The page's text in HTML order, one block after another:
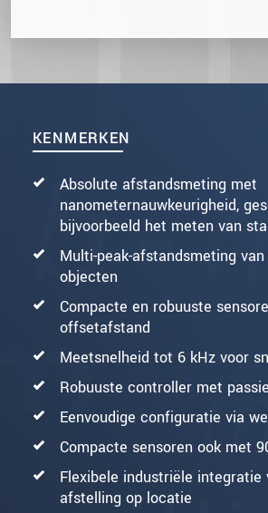
KENMERKEN
Absolute afstandsmeting met
nanometernauwkeurigheid,
bijvoorbeeld het meten van
Multi-peak-afstandsmeting
objecten
Compacte en robuuste
offsetafstand
Meetsnelheid tot 6 kHz voor
Robuuste controller met
Eenvoudige configuratie via
Compacte sensoren ook met
Flexibele industriële integratie
afstelling op locatie